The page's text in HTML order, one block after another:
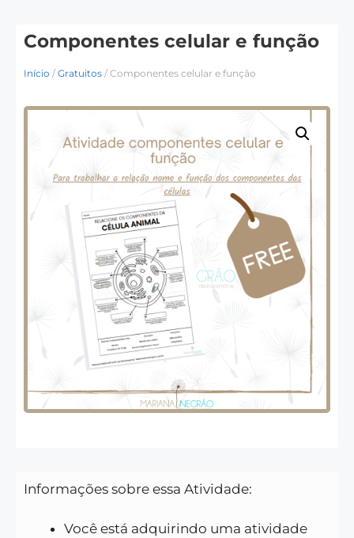
Componentes celular e função
Início / Gratuitos / Componentes celular e função
Informações sobre essa Atividade:
Você está adquirindo uma atividade